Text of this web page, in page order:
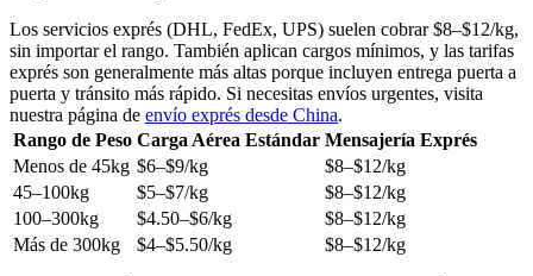
Los servicios exprés (DHL, FedEx, UPS) suelen cobrar $8–$12/kg,
sin importar el rango. También aplican cargos mínimos, y las tarifas
exprés son generalmente más altas porque incluyen entrega puerta a
puerta y tránsito más rápido. Si necesitas envíos urgentes, visita
nuestra página de envío exprés desde China.
Rango de Peso Carga Aérea Estándar Mensajería Exprés
Menos de 45kg $6–$9/kg
$8–$12/kg
45–100kg
$5–$7/kg
$8–$12/kg
100–300kg
$4.50–$6/kg
$8–$12/kg
Más de 300kg
$4–$5.50/kg $8–$12/kg